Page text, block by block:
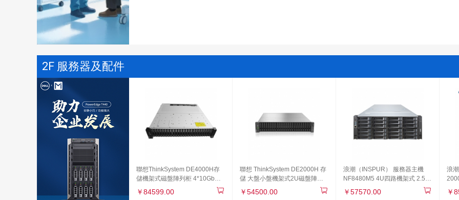
2F 服務器及配件
聯想ThinkSystem DE4000H存
儲機架式磁盤陣列柜 4*10Gb
iSCSI 16Gb FC接口 雙控16G緩
￥84599.00
聯想 ThinkSystem DE2000H 存
儲 大盤小盤機架式2U磁盤陣列
改配 小盤/雙控/4*10G
￥54500.00
浪潮（INSPUR） 服務器主機
NF8480M5 4U四路機架式 2.5英
寸 固態硬盤 定制 雙顆金牌5117
￥57570.00
浪
￥